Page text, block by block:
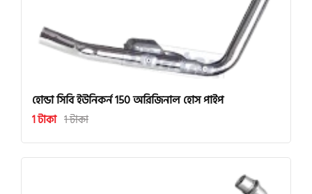
হোন্ডা সিবি ইউনিকর্ন 150 অরিজিনাল হোস পাইপ
1 টাকা 1 টাকা